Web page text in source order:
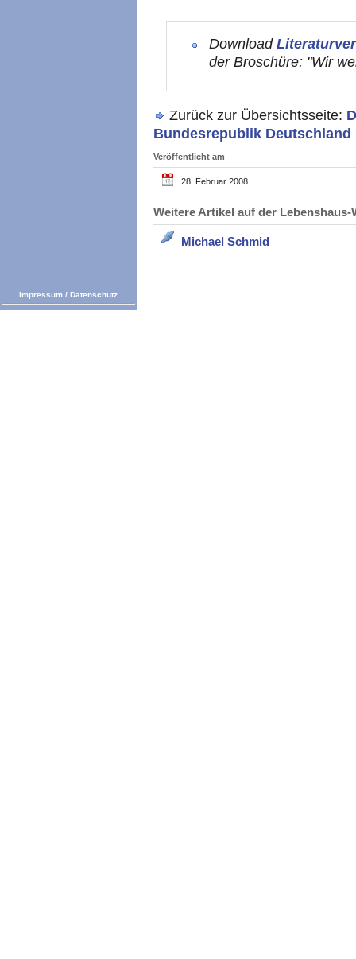
Download
der Broschüre: "Wir
Zurück zur Übersichtsseite:
Bundesrepublik Deutschland
Veröffentlicht am
28. Februar 2008
Weitere Artikel auf der
Michael Schmid
Impressum / Datenschutz